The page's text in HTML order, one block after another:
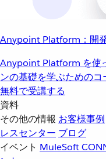
Anypoint Platform：開
Anypoint Platform を使
ンの基礎を学ぶためのコ
無料で受講する
資料
その他の情報 お客様事例
レスセンター ブログ
イベント MuleSoft